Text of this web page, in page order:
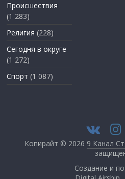
Происшествия
(1 283)
Религия (228)
Сегодня в округе
(1 272)
Спорт (1 087)
Копирайт © 2026 9 Канал
Создание и